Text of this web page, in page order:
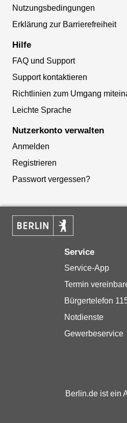
Nutzungsbedingungen
Erklärung zur Barrierefreiheit
Hilfe
FAQ und Support
Support kontaktieren
Richtlinien zum Umgang
Leichte Sprache
Nutzerkonto verwalten
Anmelden
Registrieren
Passwort vergessen?
Service
Service-App
Termin
Bürgertelefon
Notdienste
Gewerbeservice
Berlin.de ist ein